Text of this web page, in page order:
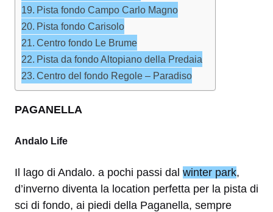
Pista fondo Campo Carlo Magno
Pista fondo Carisolo
Centro fondo Le Brume
Pista da fondo Altopiano della Predaia
Centro del fondo Regole – Paradiso
PAGANELLA
Andalo Life
Il lago di Andalo. a pochi passi dal winter park,
d’inverno diventa la location perfetta per la pista di
sci di fondo, ai piedi della Paganella, sempre